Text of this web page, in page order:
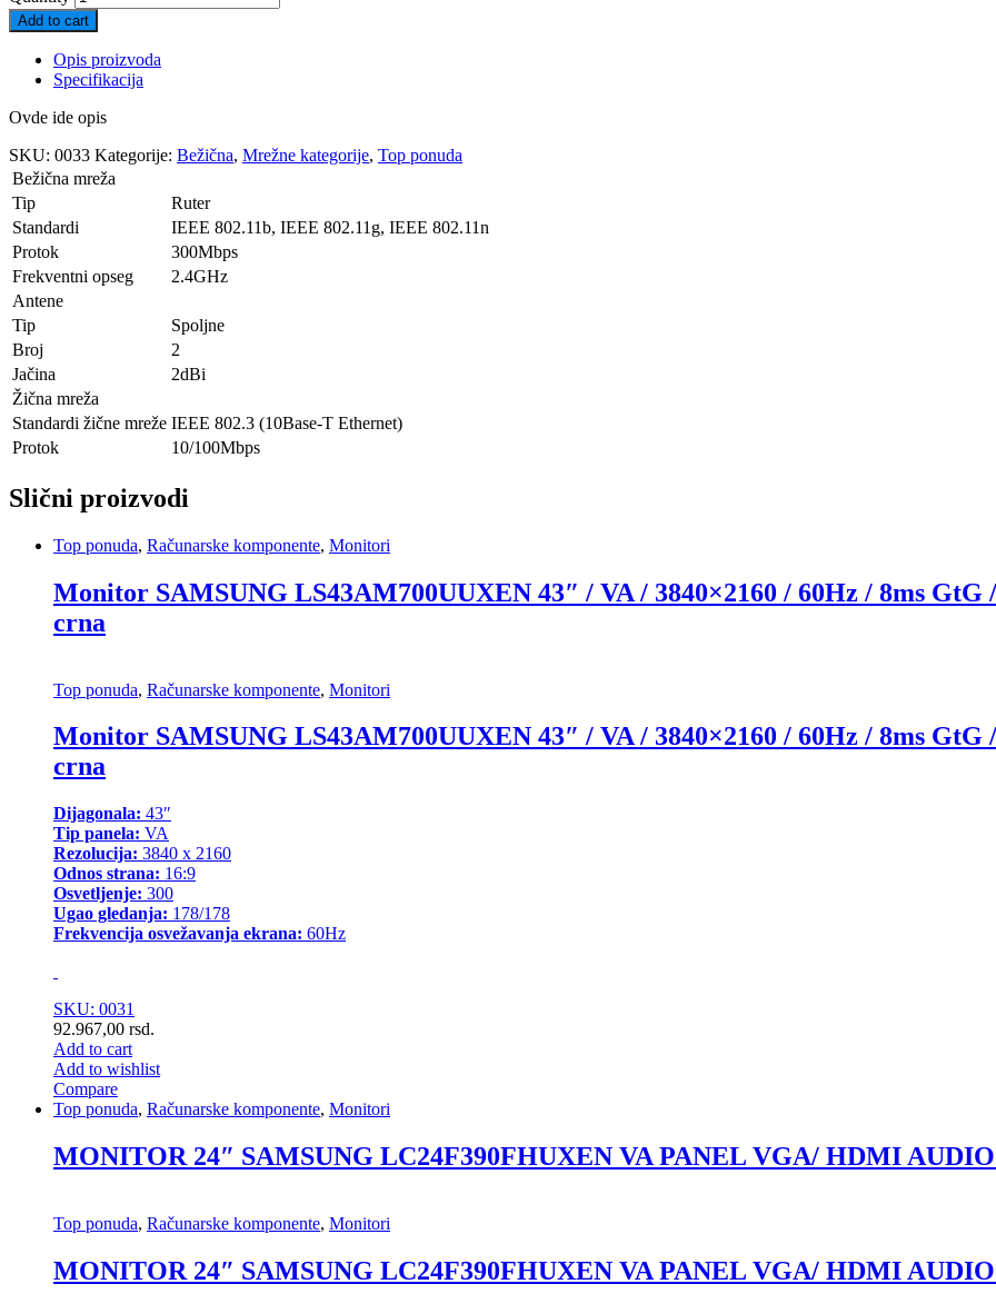
Add to cart
Opis proizvoda
Specifikacija
Ovde ide opis
SKU: 0033 Kategorije: Bežična, Mrežne kategorije, Top ponuda
Bežična mreža
Tip
Ruter
Standardi
IEEE 802.11b, IEEE 802.11g, IEEE 802.11n
Protok
300Mbps
Frekventni opseg
2.4GHz
Antene
Tip
Spoljne
Broj
2
Jačina
2dBi
Žična mreža
Standardi žične mreže IEEE 802.3 (10Base-T Ethernet)
Protok
10/100Mbps
Slični proizvodi
Top ponuda, Računarske komponente, Monitori
Monitor SAMSUNG LS43AM700UUXEN 43″ / VA / 3840×2160 / 60Hz / 8ms
crna
Top ponuda, Računarske komponente, Monitori
Monitor SAMSUNG LS43AM700UUXEN 43″ / VA / 3840×2160 / 60Hz / 8ms
crna
Dijagonala: 43″
Tip panela: VA
Rezolucija: 3840 x 2160
Odnos strana: 16:9
Osvetljenje: 300
Ugao gledanja: 178/178
Frekvencija osvežavanja ekrana: 60Hz
SKU: 0031
92.967,00 rsd.
Add to cart
Add to wishlist
Compare
Top ponuda, Računarske komponente, Monitori
MONITOR 24″ SAMSUNG LC24F390FHUXEN VA PANEL VGA/ HDMI
Top ponuda, Računarske komponente, Monitori
MONITOR 24″ SAMSUNG LC24F390FHUXEN VA PANEL VGA/ HDMI